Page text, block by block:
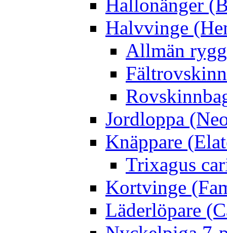
Hallonänger
Halvvinge
Allmän
Jordloppa
Knäppare
Trixagus
Kortvinge
Läderlöpare